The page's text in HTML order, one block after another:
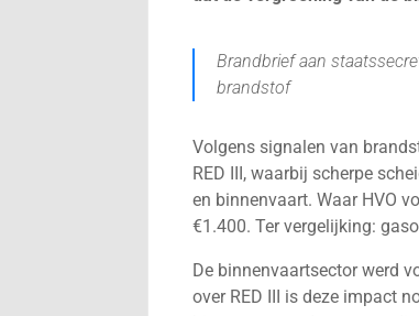
Brandbrief aan
brandstof
Volgens signalen van
RED III, waarbij scherpe
en binnenvaart. Waar HVO
€1.400. Ter vergelijking:
De binnenvaartsector werd
over RED III is deze impact